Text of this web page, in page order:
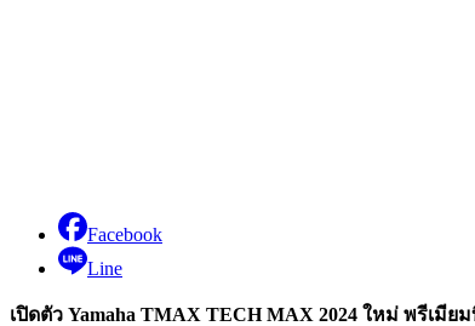
Facebook
Line
เปิดตัว Yamaha TMAX TECH MAX 2024 ใหม่ พรีเมีย